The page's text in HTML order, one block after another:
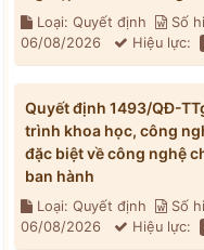
Loại: Quyết định Số
06/08/2026
Hiệu lực:
Quyết định 1493/QĐ-
trình khoa học, công
đặc biệt về công nghệ
ban hành
Loại: Quyết định Số
06/08/2026
Hiệu lực: